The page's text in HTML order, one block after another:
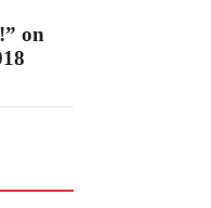
on